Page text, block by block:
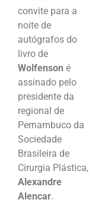
convite para a
noite de
autógrafos do
livro de
Wolfenson é
assinado pelo
presidente da
regional de
Pernambuco da
Sociedade
Brasileira de
Cirurgia Plástica,
Alexandre
Alencar.